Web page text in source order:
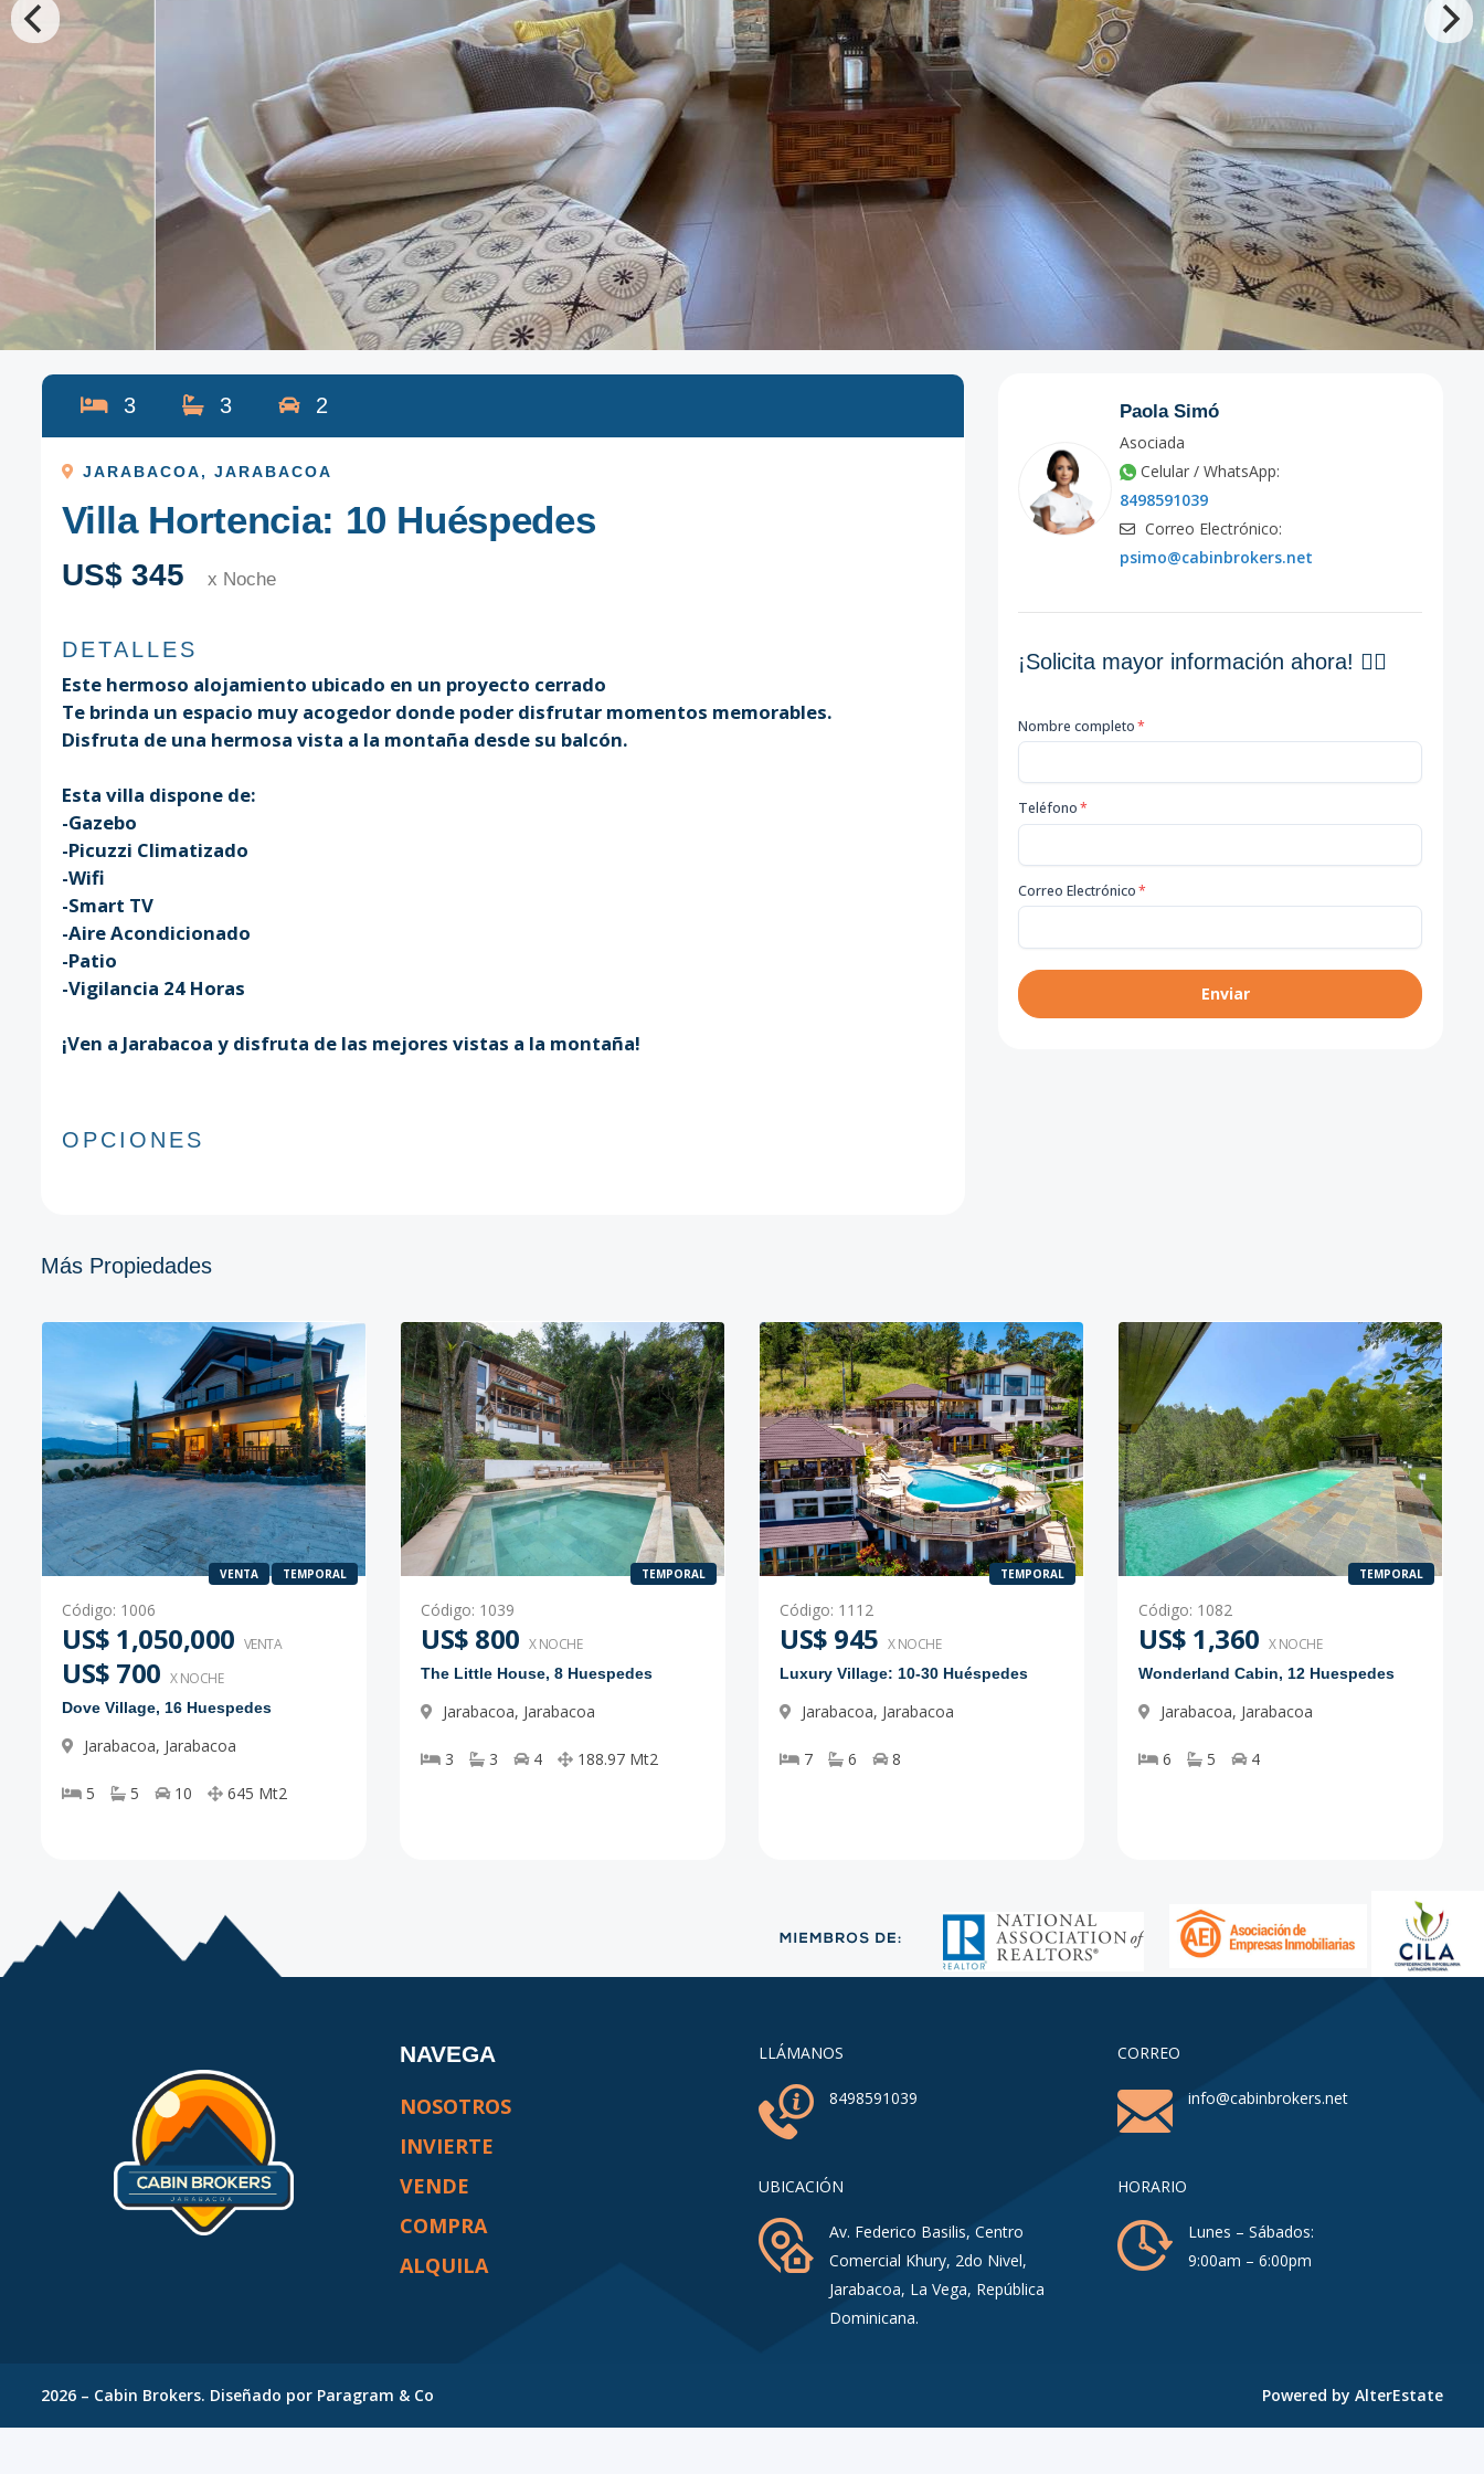
3 3 2
JARABACOA, JARABACOA
Villa Hortencia: 10 Huéspedes
US$ 345 x Noche
DETALLES
Este hermoso alojamiento ubicado en un proyecto cerrado
Te brinda un espacio muy acogedor donde poder disfrutar momentos memorables.
Disfruta de una hermosa vista a la montaña desde su balcón.
Esta villa dispone de:
-Gazebo
-Picuzzi Climatizado
-Wifi
-Smart TV
-Aire Acondicionado
-Patio
-Vigilancia 24 Horas
¡Ven a Jarabacoa y disfruta de las mejores vistas a la montaña!
OPCIONES
Paola Simó
Asociada
Celular / WhatsApp:
8498591039
Correo Electrónico:
psimo@cabinbrokers.net
¡Solicita mayor información ahora! 👇🏽
Nombre completo*
Teléfono*
Correo Electrónico*
Enviar
Más Propiedades
VENTA TEMPORAL
Código: 1006
US$ 1,050,000 VENTA
US$ 700 X NOCHE
Dove Village, 16 Huespedes
Jarabacoa, Jarabacoa
5 5 10 645 Mt2
TEMPORAL
Código: 1039
US$ 800 X NOCHE
The Little House, 8 Huespedes
Jarabacoa, Jarabacoa
3 3 4 188.97 Mt2
TEMPORAL
Código: 1112
US$ 945 X NOCHE
Luxury Village: 10-30 Huéspedes
Jarabacoa, Jarabacoa
7 6 8
TEMPORAL
Código: 1082
US$ 1,360 X NOCHE
Wonderland Cabin, 12 Huespedes
Jarabacoa, Jarabacoa
6 5 4
NAVEGA
NOSOTROS
INVIERTE
VENDE
COMPRA
ALQUILA
LLÁMANOS
8498591039
UBICACIÓN
Av. Federico Basilis, Centro
Comercial Khury, 2do Nivel,
Jarabacoa, La Vega, República
Dominicana.
CORREO
info@cabinbrokers.net
HORARIO
Lunes – Sábados:
9:00am – 6:00pm
2026 – Cabin Brokers. Diseñado por Paragram & Co Powered by AlterEstate